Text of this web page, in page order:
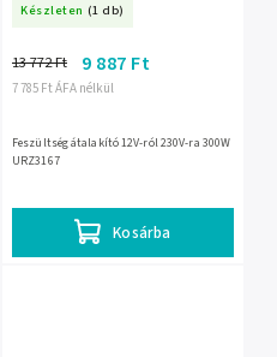
Készleten (1 db)
7 785 Ft ÁFA nélkül
13 772 Ft 9 887 Ft
Kosárba
Feszültség átalakító 12V-ról 230V-ra 300W
URZ3167